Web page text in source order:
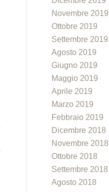
Novembre 2019
Ottobre 2019
Settembre 2019
Agosto 2019
Giugno 2019
Maggio 2019
Aprile 2019
Marzo 2019
Febbraio 2019
Dicembre 2018
Novembre 2018
Ottobre 2018
Settembre 2018
Agosto 2018